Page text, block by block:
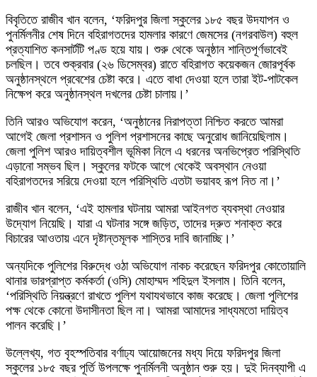
বিবৃতিতে রাজীব খান বলেন, ‘ফরিদপুর জিলা স্কুলের ১৮৫ বছর উদযাপন ও
পুনর্মিলনীর শেষ দিনে বহিরাগতদের হামলার কারণে জেমসের (নগরবাউল) বহুল
প্রত্যাশিত কনসার্টটি পণ্ড হয়ে যায়। শুরু থেকে অনুষ্ঠান শান্তিপূর্ণভাবেই
চলছিল। তবে শুক্রবার (২৬ ডিসেম্বর) রাতে বহিরাগত কয়েকজন জোরপূর্বক
অনুষ্ঠানস্থলে প্রবেশের চেষ্টা করে। এতে বাধা দেওয়া হলে তারা ইট-পাটকেল
নিক্ষেপ করে অনুষ্ঠানস্থল দখলের চেষ্টা চালায়।’
তিনি আরও অভিযোগ করেন, ‘অনুষ্ঠানের নিরাপত্তা নিশ্চিত করতে আমরা
আগেই জেলা প্রশাসন ও পুলিশ প্রশাসনের কাছে অনুরোধ জানিয়েছিলাম।
জেলা পুলিশ আরও দায়িত্বশীল ভূমিকা নিলে এ ধরনের অনভিপ্রেত পরিস্থিতি
এড়ানো সম্ভব ছিল। স্কুলের ফটকে আগে থেকেই অবস্থান নেওয়া
বহিরাগতদের সরিয়ে দেওয়া হলে পরিস্থিতি এতটা ভয়াবহ রূপ নিত না।’
রাজীব খান বলেন, ‘এই হামলার ঘটনায় আমরা আইনগত ব্যবস্থা নেওয়ার
উদ্যোগ নিয়েছি। যারা এ ঘটনার সঙ্গে জড়িত, তাদের দ্রুত শনাক্ত করে
বিচারের আওতায় এনে দৃষ্টান্তমূলক শাস্তির দাবি জানাচ্ছি।’
অন্যদিকে পুলিশের বিরুদ্ধে ওঠা অভিযোগ নাকচ করেছেন ফরিদপুর কোতোয়ালি
থানার ভারপ্রাপ্ত কর্মকর্তা (ওসি) মোহাম্মদ শহিদুল ইসলাম। তিনি বলেন,
‘পরিস্থিতি নিয়ন্ত্রণে রাখতে পুলিশ যথাযথভাবে কাজ করেছে। জেলা পুলিশের
পক্ষ থেকে কোনো উদাসীনতা ছিল না। আমরা আমাদের সাধ্যমতো দায়িত্ব
পালন করেছি।’
উল্লেখ্য, গত বৃহস্পতিবার বর্ণাঢ্য আয়োজনের মধ্য দিয়ে ফরিদপুর জিলা
স্কুলের ১৮৫ বছর পূর্তি উপলক্ষে পুনর্মিলনী অনুষ্ঠান শুরু হয়। দুই দিনব্যাপী এ